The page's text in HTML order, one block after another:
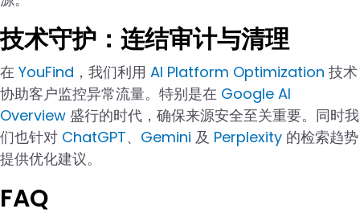
技术守护：连结审计与清理
在 YouFind ，我们利用 AI Platform Optimization 技术
协助客户监控异常流量。特别是在 Google AI
Overview 盛行的时代，确保来源安全至关重要。同时我
们也针对 ChatGPT、 Gemini 及 Perplexity 的检索趋势
提供优化建议。
FAQ